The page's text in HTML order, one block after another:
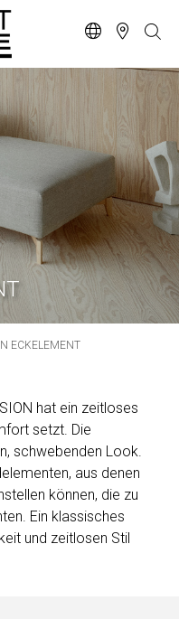
ECKELEMENT
hat ein zeitloses
setzt. Die
schwebenden Look.
aus denen
können, die zu
Ein klassisches
und zeitlosen Stil